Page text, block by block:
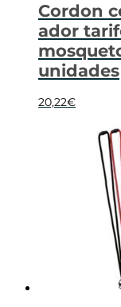
Cordon
ador
unidades
20,22€